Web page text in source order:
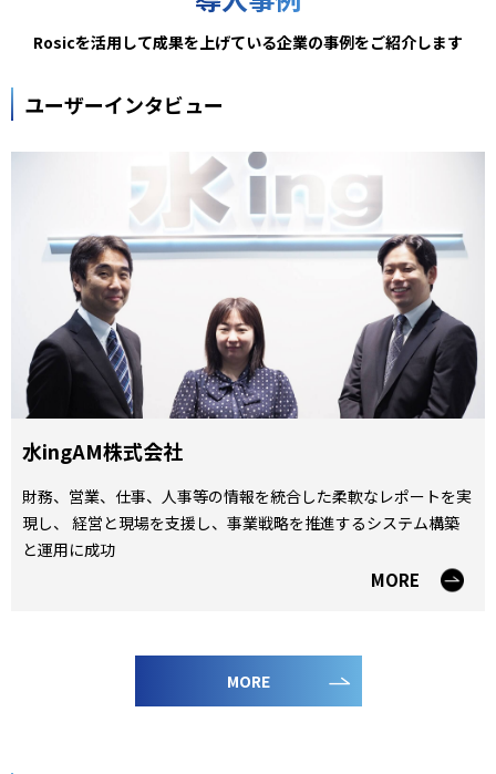
Rosicを活用して成果を上げている企業の事例をご紹介します
ユーザーインタビュー
水ingAM株式会社
財務、営業、仕事、人事等の情報を統合した柔軟なレポートを実
現し、 経営と現場を支援し、事業戦略を推進するシステム構築
と運用に成功
MORE
MORE